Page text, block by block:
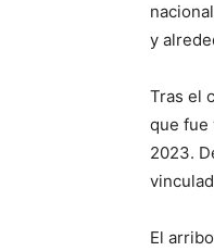
y
Tras el
que fue
2023.
El